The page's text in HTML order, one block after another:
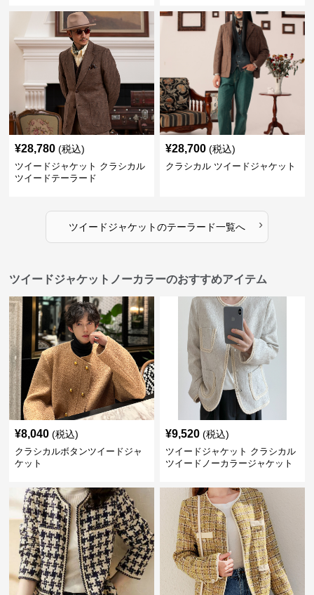
¥28,780 (税込)
ツイードジャケット クラシカル
ツイードテーラード
¥28,700 (税込)
クラシカル ツイードジャケット
ツイードジャケットのテーラード一覧へ ›
ツイードジャケットノーカラーのおすすめアイテム
¥8,040 (税込)
クラシカルボタンツイードジャ
ケット
¥9,520 (税込)
ツイードジャケット クラシカル
ツイードノーカラージャケット